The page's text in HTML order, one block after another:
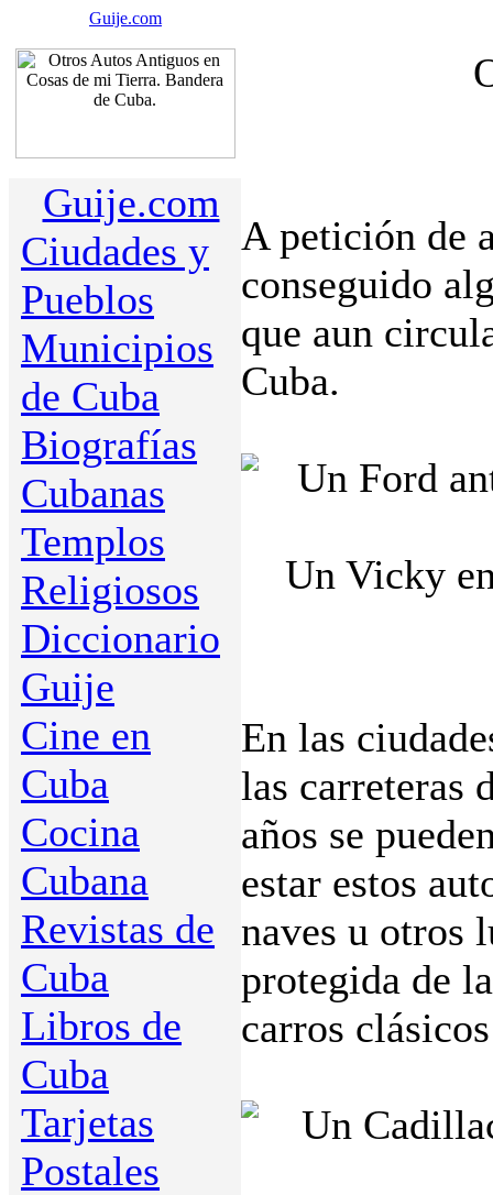
Guije.com
Guije.com
Ciudades y
Pueblos
Municipios
de Cuba
Biografías
Cubanas
Templos
Religiosos
Diccionario
Guije
Cine en
Cuba
Cocina
Cubana
Revistas de
Cuba
Libros de
Cuba
Tarjetas
Postales
A petición de
conseguido
que aun
Cuba.
Un Vicky
En las
las carreteras
años se
estar estos
naves u otros
protegida de
carros